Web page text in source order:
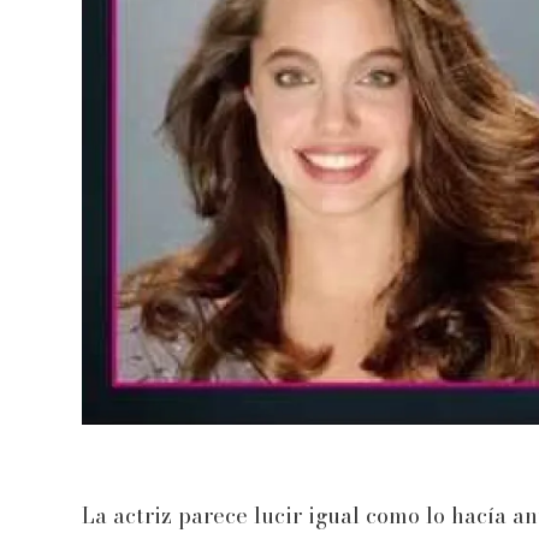
La actriz parece lucir igual como lo hacía